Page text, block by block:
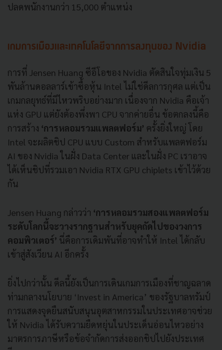
ปลดพนักงานกว่า 15,000 ตำแหน่ง
เกมการเมืองและเทคโนโลยีจากการลงทุนของ Nvidia
การที่ Jensen Huang ซีอีโอของ Nvidia ตัดสินใจทุ่มเงิน 5
พันล้านดอลลาร์เข้าซื้อหุ้น Intel ไม่ใช่ดีลการกุศล แต่เป็น
เกมกลยุทธ์ที่มีไหวพริบอย่างมาก เนื่องจาก Nvidia คือเจ้า
แห่ง GPU แต่ยังต้องพึ่งพา CPU จากค่ายอื่น ข้อตกลงนี้คือ
การสร้าง ‘การหลอมรวมแพลตฟอร์ม’ ครั้งยิ่งใหญ่ โดย
Intel จะผลิตชิป CPU แบบ Custom สำหรับแพลตฟอร์ม
AI ของ Nvidia ในฝั่ง Data Center และในฝั่ง PC เราอาจ
ได้เห็นชิปที่รวมเอา Nvidia RTX GPU chiplets เข้าไว้ด้วย
กัน
Jensen Huang กล่าวว่า ‘การหลอมรวมสองแพลตฟอร์ม
ระดับโลกนี้จะวางรากฐานสำหรับยุคถัดไปของวงการ
คอมพิวเตอร์’ นี่คือการเดิมพันที่อาจทำให้ Intel ได้กลับ
เข้าสู่สังเวียน AI อีกครั้ง
ยิ่งไปกว่านั้น ดีลนี้ยังเป็นการเดินเกมการเมืองที่ชาญฉลาด
ท่ามกลางนโยบาย ‘Invest in America’ ของรัฐบาลทรัมป์
การแสดงจุดยืนสนับสนุนอุตสาหกรรมในประเทศอาจช่วย
ให้ Nvidia ได้รับความยืดหยุ่นในประเด็นอ่อนไหวอย่าง
มาตรการภาษีหรือข้อจำกัดการส่งออกชิปไปยังประเทศ